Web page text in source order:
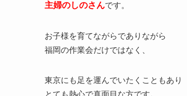
主婦のしのさんです。
お子様を育てながらでありながら
福岡の作業会だけではなく、
東京にも足を運んでいたくこともあり